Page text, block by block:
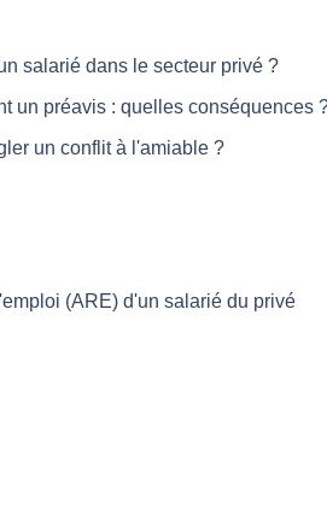
salarié dans le secteur privé ?
un préavis : quelles conséquences
un conflit à l'amiable ?
(ARE) d'un salarié du privé